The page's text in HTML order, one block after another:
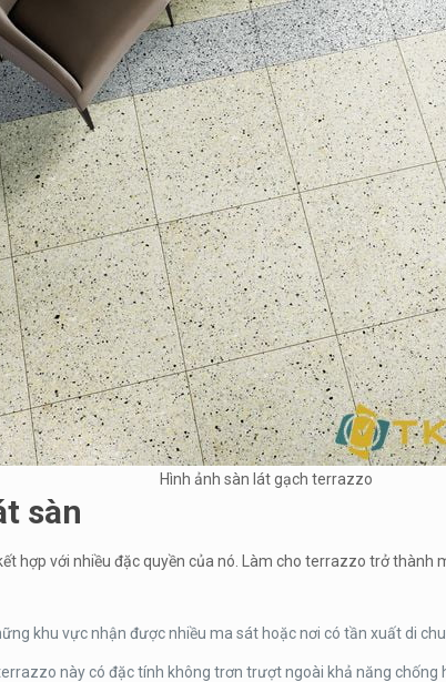
Hình ảnh sàn lát gạch terrazzo
sàn
hợp với nhiều đặc quyền của nó. Làm cho terrazzo trở thành
khu vực nhận được nhiều ma sát hoặc nơi có tần xuất di
này có đặc tính không trơn trượt ngoài khả năng